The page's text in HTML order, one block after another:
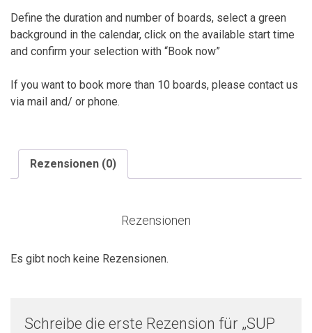
Define the duration and number of boards, select a green
background in the calendar, click on the available start time
and confirm your selection with “Book now”
If you want to book more than 10 boards, please contact us
via mail and/ or phone.
Rezensionen (0)
Rezensionen
Es gibt noch keine Rezensionen.
Schreibe die erste Rezension für „SUP